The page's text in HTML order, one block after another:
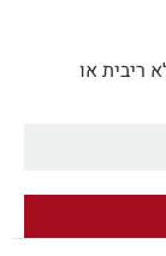
12 תשלומים לא ריבית או